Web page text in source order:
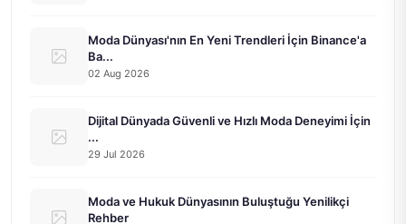
Moda Dünyası'nın En Yeni Trendleri İçin Binance'a
Ba...
02 Aug 2026
Dijital Dünyada Güvenli ve Hızlı Moda Deneyimi İçin
...
29 Jul 2026
Moda ve Hukuk Dünyasının Buluştuğu Yenilikçi
Rehber